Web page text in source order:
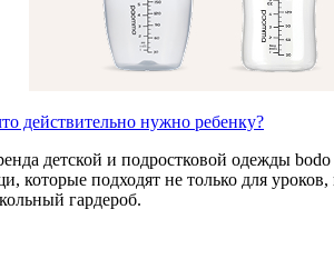
действительно нужно ребенку?
детской и подростковой одежды
подходят не только для
гардероб.